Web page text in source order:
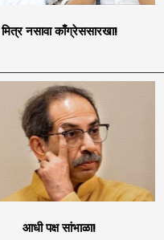
मित्र नसावा काँग्रेससारखा!
आधी पक्ष सांभाळा!